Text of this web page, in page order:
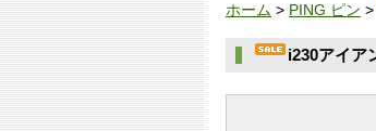
ホーム > PING ピン >
i230アイア